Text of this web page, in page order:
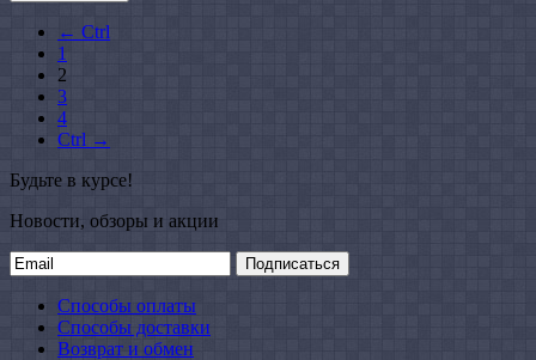
← Ctrl
1
2
3
4
Ctrl →
Будьте в курсе!
Новости, обзоры и акции
Подписаться
Способы оплаты
Способы доставки
Возврат и обмен